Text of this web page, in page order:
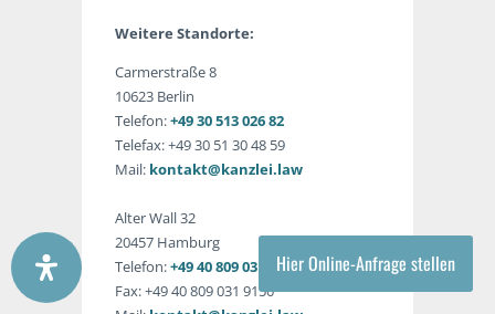
Hier Online-Anfrage stellen
Weitere Standorte:
Carmerstraße 8
10623 Berlin
Telefon:+49 30 513 026 82
Telefax: +49 30 51 30 48 59
Mail: kontakt@kanzlei.law
Alter Wall 32
20457 Hamburg
Telefon:+49 40 809 031 9013
Fax: +49 40 809 031 9150